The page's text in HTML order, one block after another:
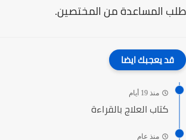
طلب المساعدة من المختصين.
قد يعجبك ايضا
منذ 19 أيام
كتاب العلاج بالقراءة
منذ عام